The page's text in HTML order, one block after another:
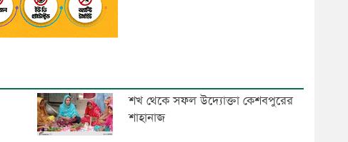
শখ থেকে সফল উদ্যোক্তা কেশবপুরের
শাহানাজ